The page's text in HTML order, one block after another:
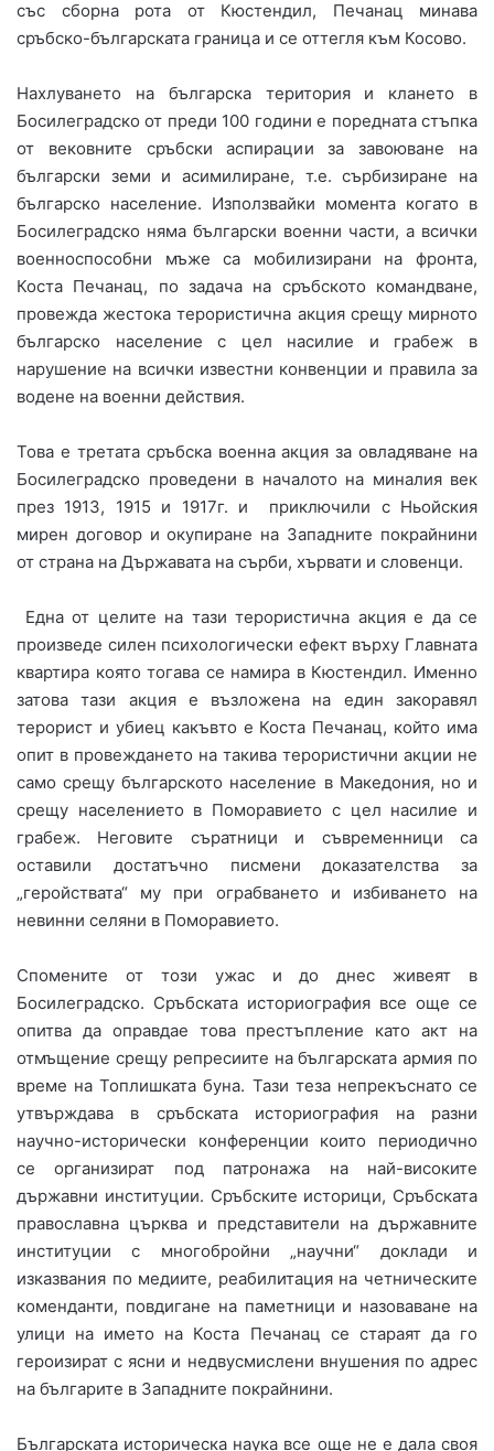
със сборна рота от Кюстендил, Печанац минава
сръбско-българската граница и се оттегля към Косово.
Нахлуването на българска територия и клането в
Босилеградско от преди 100 години е поредната стъпка
от вековните сръбски аспирации за завоюване на
български земи и асимилиране, т.е. сърбизиране на
българско население. Използвайки момента когато в
Босилеградско няма български военни части, а всички
военноспособни мъже са мобилизирани на фронта,
Коста Печанац, по задача на сръбското командване,
провежда жестока терористична акция срещу мирното
българско население с цел насилие и грабеж в
нарушение на всички известни конвенции и правила за
водене на военни действия.
Това е третата сръбска военна акция за овладяване на
Босилеградско проведени в началото на миналия век
през 1913, 1915 и 1917г. и приключили с Ньойския
мирен договор и окупиране на Западните покрайнини
от страна на Държавата на сърби, хървати и словенци.
Една от целите на тази терористична акция е да се
произведе силен психологически ефект върху Главната
квартира която тогава се намира в Кюстендил. Именно
затова тази акция е възложена на един закоравял
терорист и убиец какъвто е Коста Печанац, който има
опит в провеждането на такива терористични акции не
само срещу българското население в Македония, но и
срещу населението в Поморавието с цел насилие и
грабеж. Неговите съратници и съвременници са
оставили достатъчно писмени доказателства за
„геройствата“ му при ограбването и избиването на
невинни селяни в Поморавието.
Спомените от този ужас и до днес живеят в
Босилеградско. Сръбската историография все още се
опитва да оправдае това престъпление като акт на
отмъщение срещу репресиите на българската армия по
време на Топлишката буна. Тази теза непрекъснато се
утвърждава в сръбската историография на разни
научно-исторически конференции които периодично
се организират под патронажа на най-високите
държавни институции. Сръбските историци, Сръбската
православна църква и представители на държавните
институции с многобройни „научни“ доклади и
изказвания по медиите, реабилитация на четническите
коменданти, повдигане на паметници и назоваване на
улици на името на Коста Печанац се стараят да го
героизират с ясни и недвусмислени внушения по адрес
на българите в Западните покрайнини.
Българската историческа наука все още не е дала своя